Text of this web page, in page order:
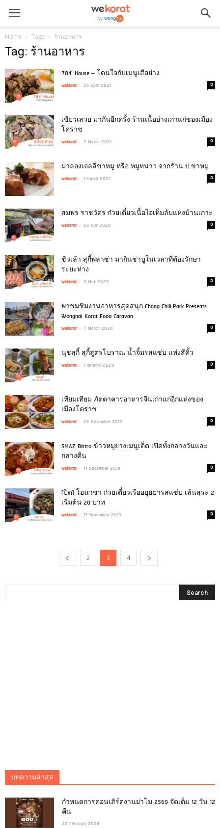
Home Tags ร้านอาหาร
Tag: ร้านอาหาร
784′ House – โดนใจกับเมนูเสือย่าง
wekorat - 25 April 2021 0
เขียวเสวย มากันอีกครั้ง ร้านเนื้อย่างเก่าแก่ของเมือง
โคราช
wekorat - 7 March 2021 0
มาลองเจลลี่ขาหมู หรือ หมูหนาว จากร้าน ป.ขาหมู
wekorat - 1 March 2021 0
สมพร ราชวัตร ก๋วยเตี๋ยวเนื้อไอเท็มลับแห่งบ้านเกาะ
wekorat - 26 July 2020 0
ชิวเล้า สุกี้พลาซ่า มากินชาบูในเวลาที่ต้องรักษา
ระยะห่าง
wekorat - 11 May 2020 0
พาชมชิมงานอาหารสุดสนุก Chang Chill Park Presents
Wongnai Korat Food Caravan
wekorat - 7 March 2020 0
นุชสุกี้ สุกี้สูตรโบราณ น้ำจิ้มรสแซ่บ แห่งสีคิ้ว
wekorat - 1 January 2020 0
เทียมเทียม ภัตตาคารอาหารจีนเก่าแก่อีกแห่งของ
เมืองโคราช
wekorat - 22 December 2019 0
SMAZ Bistro ข้าวหมูย่างเมนูเด็ด เปิดทั้งกลางวันและ
กลางคืน
wekorat - 14 December 2019 0
[ปิด] โอนาชา ก๋วยเตี๋ยวเรืออยุธยารสแซ่บ เส้นสุระ 2
เริ่มต้น 20 บาท
wekorat - 17 November 2019 0
2 3 4
บทความล่าสุด
กำหนดการคอนเสิร์ตงานย่าโม 2569 จัดเต็ม 12 วัน 12
คืน
22 February 2026